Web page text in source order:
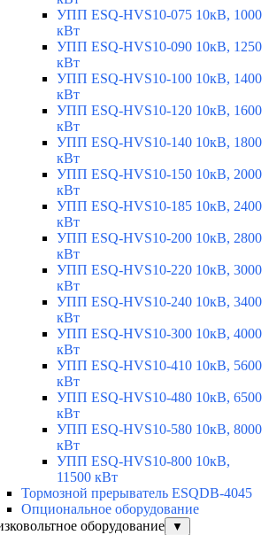
УПП ESQ-HVS10-075 10кВ, 1000
кВт
УПП ESQ-HVS10-090 10кВ, 1250
кВт
УПП ESQ-HVS10-100 10кВ, 1400
кВт
УПП ESQ-HVS10-120 10кВ, 1600
кВт
УПП ESQ-HVS10-140 10кВ, 1800
кВт
УПП ESQ-HVS10-150 10кВ, 2000
кВт
УПП ESQ-HVS10-185 10кВ, 2400
кВт
УПП ESQ-HVS10-200 10кВ, 2800
кВт
УПП ESQ-HVS10-220 10кВ, 3000
кВт
УПП ESQ-HVS10-240 10кВ, 3400
кВт
УПП ESQ-HVS10-300 10кВ, 4000
кВт
УПП ESQ-HVS10-410 10кВ, 5600
кВт
УПП ESQ-HVS10-480 10кВ, 6500
кВт
УПП ESQ-HVS10-580 10кВ, 8000
кВт
УПП ESQ-HVS10-800 10кВ,
11500 кВт
Тормозной прерыватель ESQDB-4045
Опциональное оборудование
оборудование
▼